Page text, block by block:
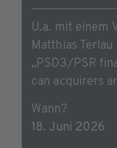
U.a. mit einem
Matthias Terlau
„PSD3/PSR
can acquirers
Wann?
18. Juni 2026